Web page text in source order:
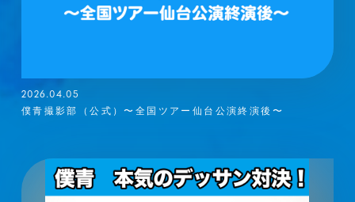
2026.04.05
僕青撮影部（公式）〜全国ツアー仙台公演終演後〜